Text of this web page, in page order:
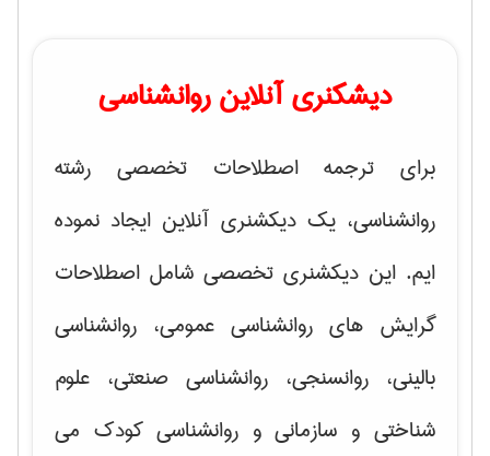
دیشکنری آنلاین روانشناسی
برای ترجمه اصطلاحات تخصصی رشته
روانشناسی، یک دیکشنری آنلاین ایجاد نموده
ایم. این دیکشنری تخصصی شامل اصطلاحات
گرایش های روانشناسی عمومی، روانشناسی
بالینی، روانسنجی، روانشناسی صنعتی، علوم
شناختی و سازمانی و روانشناسی کودک می